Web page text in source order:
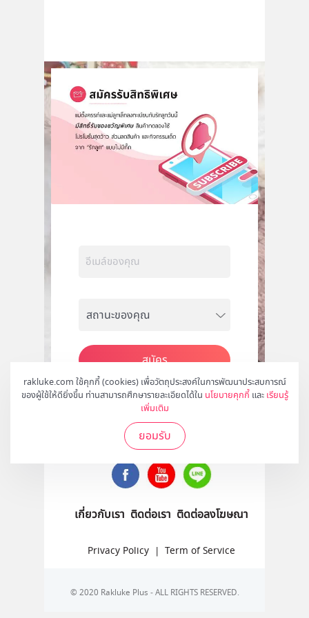
rakluke.com ใช้คุกกี้ (cookies) เพื่อวัตถุประสงค์ในการพัฒนาประสบการณ์
ของผู้ใช้ให้ดียิ่งขึ้น ท่านสามารถศึกษารายละเอียดได้ใน นโยบายคุกกี้ และ เรียนรู้
เพิ่มเติม
ยอมรับ
สมัคร
ติดตามเราได้ที่
เกี่ยวกับเรา ติดต่อเรา ติดต่อลงโฆษณา
Privacy Policy | Term of Service
© 2020 Rakluke Plus - ALL RIGHTS RESERVED.